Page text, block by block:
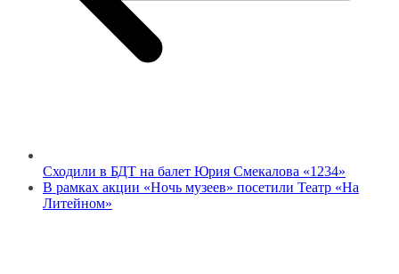
Сходили в БДТ на балет Юрия Смекалова «1234»
В рамках акции «Ночь музеев» посетили Театр «На
Литейном»